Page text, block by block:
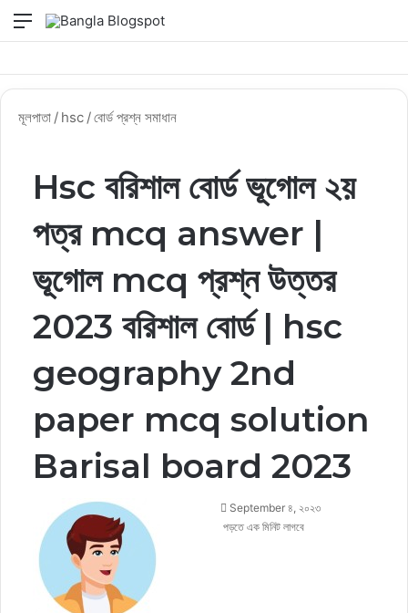
মেনু
skin
মূলপাতা / hsc /বোর্ড প্রশ্ন সমাধান
Hsc বরিশাল বোর্ড ভূগোল ২য়
পত্র mcq answer |
ভূগোল mcq প্রশ্ন উত্তর
2023 বরিশাল বোর্ড | hsc
geography 2nd
paper mcq solution
Barisal board 2023
September ৪, ২০২৩
পড়তে এক মিনিট লাগবে